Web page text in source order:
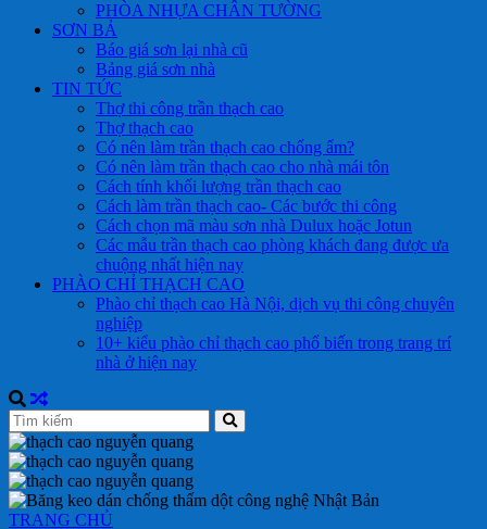
PHÒA NHỰA CHÂN TƯỜNG
SƠN BẢ
Báo giá sơn lại nhà cũ
Bảng giá sơn nhà
TIN TỨC
Thợ thi công trần thạch cao
Thợ thạch cao
Có nên làm trần thạch cao chống ẩm?
Có nên làm trần thạch cao cho nhà mái tôn
Cách tính khối lượng trần thạch cao
Cách làm trần thạch cao- Các bước thi công
Cách chọn mã màu sơn nhà Dulux hoặc Jotun
Các mẫu trần thạch cao phòng khách đang được ưa
chuộng nhất hiện nay
PHÀO CHỈ THẠCH CAO
Phào chỉ thạch cao Hà Nội, dịch vụ thi công chuyên
nghiệp
10+ kiểu phào chỉ thạch cao phổ biến trong trang trí
nhà ở hiện nay
TRANG CHỦ